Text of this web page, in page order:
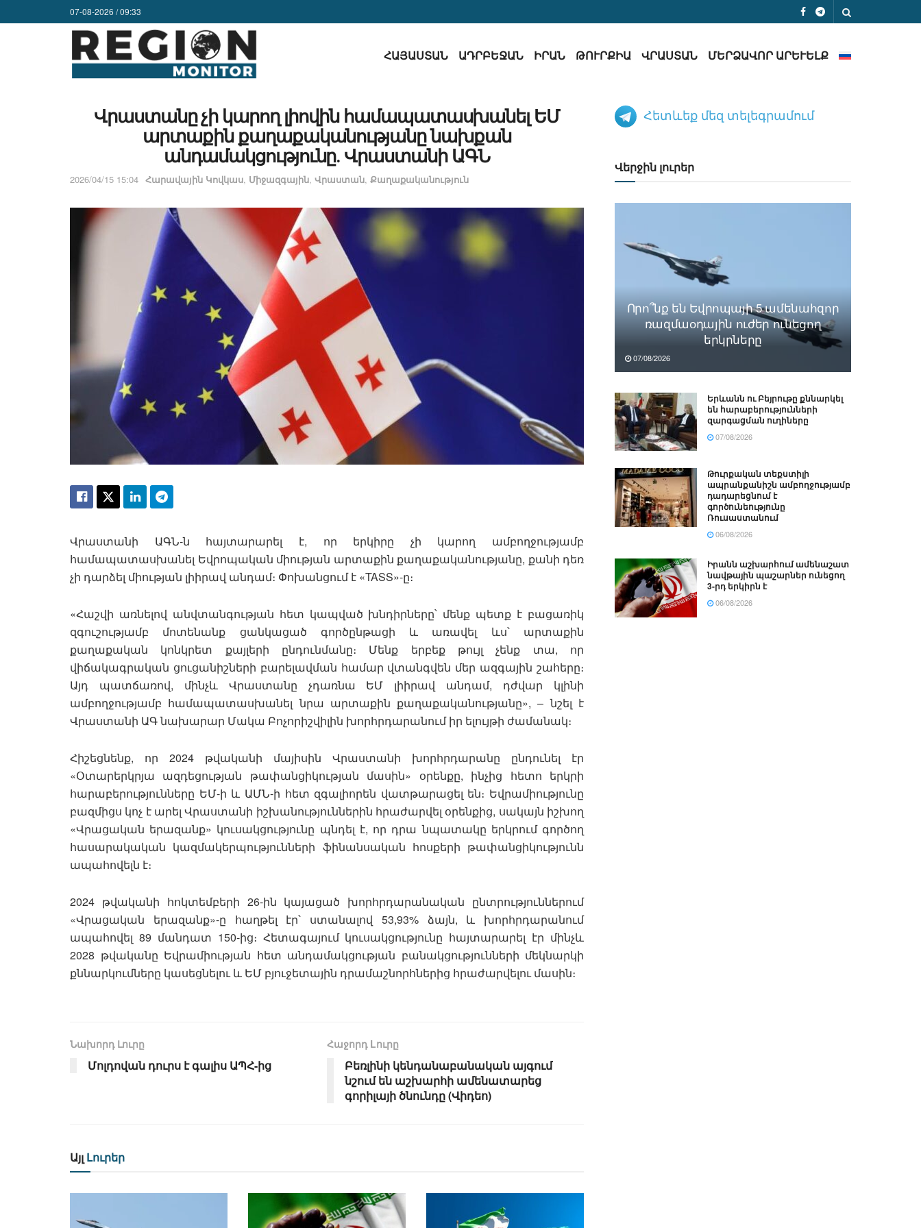
07-08-2026 / 09:33
ՀԱՅԱՍՏԱՆ ԱԴՐԲԵՋԱՆ ԻՐԱՆ ԹՈՒՐՔԻԱ ՎՐԱՍՏԱՆ ՄԵՐՁԱՎՈՐ ԱՐԵՒԵԼՔ
Վրաստանը չի կարող լիովին համապատասխանել ԵՄ
արտաքին քաղաքականությանը նախքան
անդամակցությունը․ Վրաստանի ԱԳՆ
2026/04/15 15:04 Հարավային Կովկաս, Միջազգային, Վրաստան, Քաղաքականություն
Վրաստանի ԱԳՆ-ն հայտարարել է, որ երկիրը չի կարող ամբողջությամբ
համապատասխանել Եվրոպական միության արտաքին քաղաքականությանը, քանի դեռ
չի դարձել միության լիիրավ անդամ։ Փոխանցում է «TASS»-ը։
«Հաշվի առնելով անվտանգության հետ կապված խնդիրները՝ մենք պետք է բացառիկ
զգուշությամբ մոտենանք ցանկացած գործընթացի և առավել ևս՝ արտաքին
քաղաքական կոնկրետ քայլերի ընդունմանը։ Մենք երբեք թույլ չենք տա, որ
վիճակագրական ցուցանիշների բարելավման համար վտանգվեն մեր ազգային շահերը։
Այդ պատճառով, մինչև Վրաստանը չդառնա ԵՄ լիիրավ անդամ, դժվար կլինի
ամբողջությամբ համապատասխանել նրա արտաքին քաղաքականությանը», – նշել է
Վրաստանի ԱԳ նախարար Մակա Բոչորիշվիլին խորհրդարանում իր ելույթի ժամանակ։
Հիշեցնենք, որ 2024 թվականի մայիսին Վրաստանի խորհրդարանը ընդունել էր
«Օտարերկրյա ազդեցության թափանցիկության մասին» օրենքը, ինչից հետո երկրի
հարաբերությունները ԵՄ-ի և ԱՄՆ-ի հետ զգալիորեն վատթարացել են։ Եվրամիությունը
բազմիցս կոչ է արել Վրաստանի իշխանություններին հրաժարվել օրենքից, սակայն իշխող
«Վրացական երազանք» կուսակցությունը պնդել է, որ դրա նպատակը երկրում գործող
հասարակական կազմակերպությունների ֆինանսական հոսքերի թափանցիկությունն
ապահովելն է։
2024 թվականի հոկտեմբերի 26-ին կայացած խորհրդարանական ընտրություններում
«Վրացական երազանք»-ը հաղթել էր՝ ստանալով 53,93% ձայն, և խորհրդարանում
ապահովել 89 մանդատ 150-ից։ Հետագայում կուսակցությունը հայտարարել էր մինչև
2028 թվականը Եվրամիության հետ անդամակցության բանակցությունների մեկնարկի
քննարկումները կասեցնելու և ԵՄ բյուջետային դրամաշնորհներից հրաժարվելու մասին։
Նախորդ Լուրը
Մոլդովան դուրս է գալիս ԱՊՀ-ից
Հաջորդ Lուրը
Բեռլինի կենդանաբանական այգում
նշում են աշխարհի ամենատարեց
գորիլայի ծնունդը (Վիդեո)
Այլ Լուրեր
Հետևեք մեզ տելեգրամում
Վերջին լուրեր
Որո՞նք են Եվրոպայի 5 ամենահզոր
ռազմաօդային ուժեր ունեցող
երկրները
07/08/2026
Երևանն ու Բեյրութը քննարկել
են հարաբերությունների
զարգացման ուղիները
07/08/2026
Թուրքական տեքստիլի
ապրանքանիշն ամբողջությամբ
դադարեցնում է
գործունեությունը
Ռուսաստանում
06/08/2026
Իրանն աշխարհում ամենաշատ
նավթային պաշարներ ունեցող
3-րդ երկիրն է
06/08/2026